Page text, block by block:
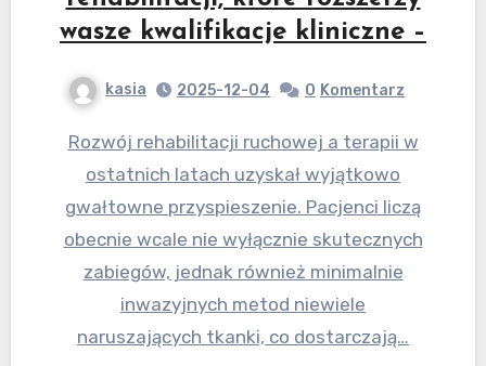
wasze kwalifikacje kliniczne –
kasia 2025-12-04 0 Komentarz
Rozwój rehabilitacji ruchowej a terapii w
ostatnich latach uzyskał wyjątkowo
gwałtowne przyspieszenie. Pacjenci liczą
obecnie wcale nie wyłącznie skutecznych
zabiegów, jednak również minimalnie
inwazyjnych metod niewiele
naruszających tkanki, co dostarczają…